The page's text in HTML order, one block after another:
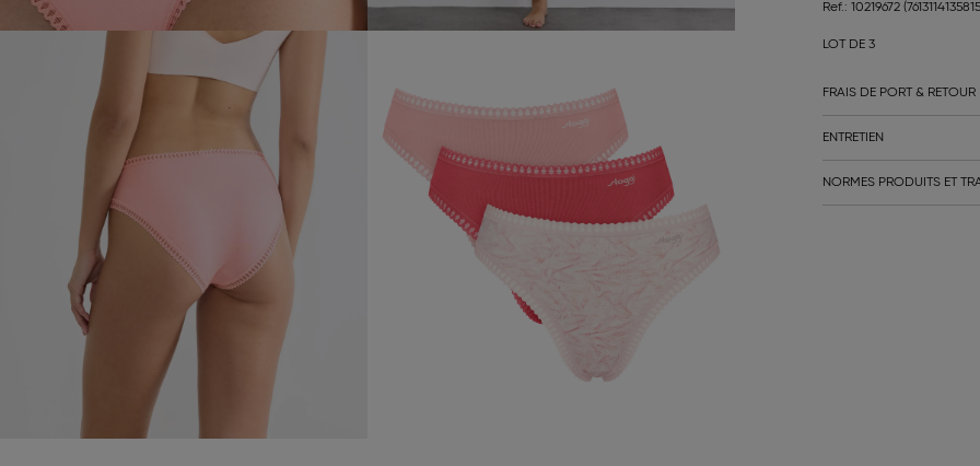
Ref.: 10219672
LOT DE 3
FRAIS DE PORT & RETOUR
ENTRETIEN
NORMES PRODUITS ET